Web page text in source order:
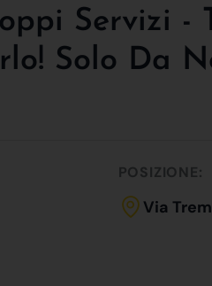
Servizi -
Solo Da
POSIZIONE:
Via